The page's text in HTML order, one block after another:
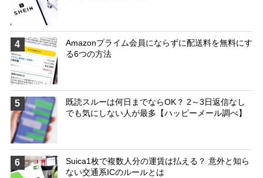
4
Amazonプライム会員にならずに配送料を無料にす
る6つの方法
5
既読スルーは何日までならOK？ 2～3日返信なし
でも気にしない人が最多【ハッピーメール調べ】
6
Suica1枚で複数人分の運賃は払える？ 意外と知ら
ない交通系ICのルールとは